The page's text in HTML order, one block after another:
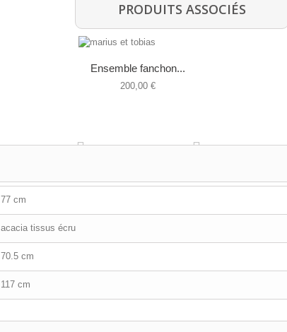
PRODUITS ASSOCIÉS
Ensemble fanchon...
200,00 €
77 cm
acacia tissus écru
70.5 cm
117 cm